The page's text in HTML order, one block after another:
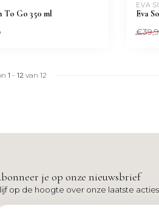
Go 350 ml
EVA
Eva
1 - 12 van 12
je op onze nieuwsbrief
op de hoogte over onze laatste acties